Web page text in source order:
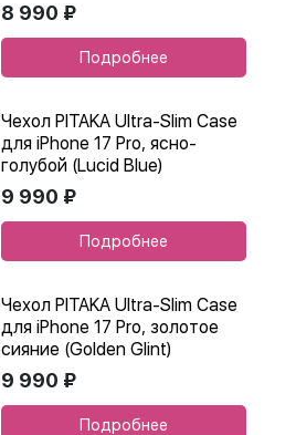
8 990 ₽
Подробнее
Чехол PITAKA Ultra-Slim Case
для iPhone 17 Pro, ясно-
голубой (Lucid Blue)
9 990 ₽
Подробнее
Чехол PITAKA Ultra-Slim Case
для iPhone 17 Pro, золотое
сияние (Golden Glint)
9 990 ₽
Подробнее